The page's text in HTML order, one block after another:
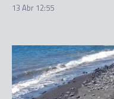
13 Abr 12:55